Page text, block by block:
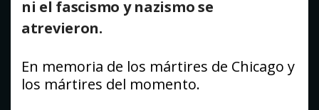
ni el fascismo y nazismo se
atrevieron.
En memoria de los mártires de Chicago y
los mártires del momento.